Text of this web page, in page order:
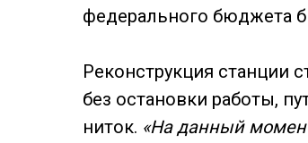
федерального бюджета
Реконструкция станции
без остановки работы,
ниток. «На данный